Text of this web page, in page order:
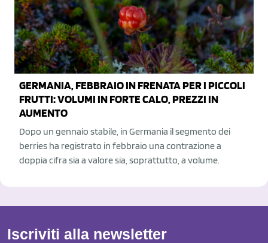
GERMANIA, FEBBRAIO IN FRENATA PER I PICCOLI
FRUTTI: VOLUMI IN FORTE CALO, PREZZI IN
AUMENTO
Dopo un gennaio stabile, in Germania il segmento dei
berries ha registrato in febbraio una contrazione a
doppia cifra sia a valore sia, soprattutto, a volume.
Iscriviti alla newsletter